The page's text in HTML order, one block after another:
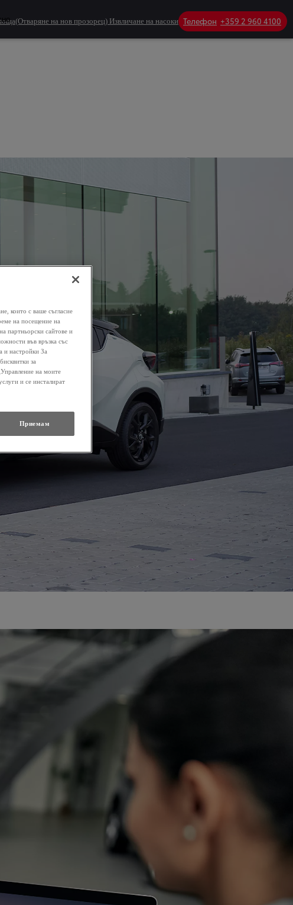
(Отваряне на нов прозорец) Извличане на насоки Телефон +359 2 960 4100
които с ваше съгласие
на посещение на
партньорски сайтове и
във връзка със
и настройки За
за
на моите
и се инсталират
Приемам